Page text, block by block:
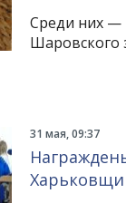
Среди них —
Шаровского
31 мая, 09:37